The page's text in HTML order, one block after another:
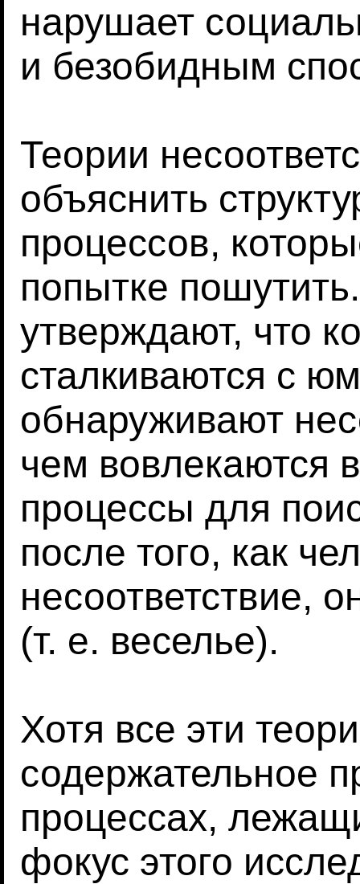
нарушает
и безобидным
Теории
объяснить
процессов,
попытке
утверждают, что
сталкиваются с
обнаруживают
чем вовлекаются
процессы для
после того, как
несоответствие,
(т. е. веселье).
Хотя все эти
содержательное
процессах,
фокус этого